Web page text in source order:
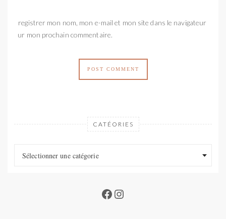
Enregistrer mon nom, mon e-mail et mon site dans le navigateur
pour mon prochain commentaire.
CATÉORIES
Sélectionner une catégorie
Facebook
Instagram